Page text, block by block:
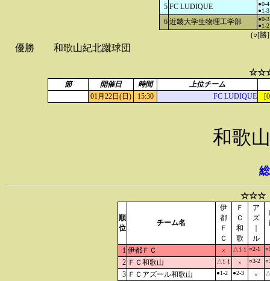
5 FC LUDIQUE
●0-4
●1-3
6 近畿大学生物理工学部
●0-3
●1-2
(○[勝
優勝 和歌山紀北蹴球団
節 開催日 時間
上位チーム
01月22日(日)
15:30 FC LUDIQUE
和歌
☆☆☆
順
位
チーム名
伊
都
Ｆ
Ｃ
Ｆ
Ｃ
和
歌
ア
ズ
ル
1 伊都ＦＣ × △1-1 ○2-1
2 ＦＣ和歌山 △1-1 × ○3-2
3 ＦＣアズール和歌山 ●1-2 ●2-3 ×